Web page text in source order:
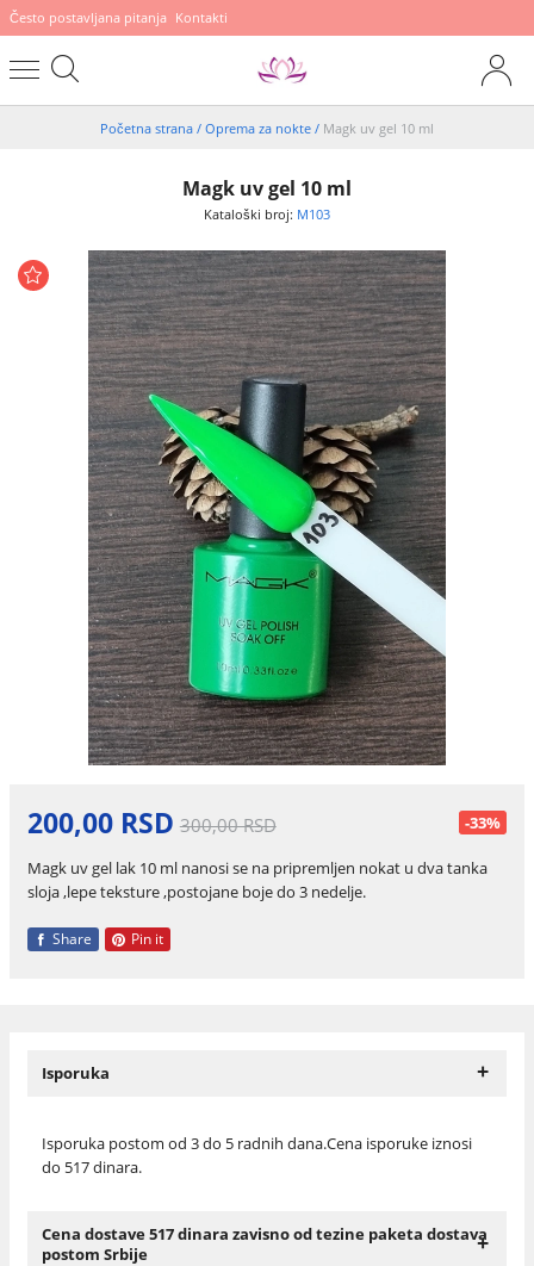
Često postavljana pitanja Kontakti
Početna strana / Oprema za nokte / Magk uv gel 10 ml
Magk uv gel 10 ml
Kataloški broj: M103
200,00 RSD 300,00 RSD -33%
Magk uv gel lak 10 ml nanosi se na pripremljen nokat u dva tanka
sloja ,lepe teksture ,postojane boje do 3 nedelje.
Share Pin it
Isporuka +
Isporuka postom od 3 do 5 radnih dana.Cena isporuke iznosi
do 517 dinara.
Cena dostave 517 dinara zavisno od tezine paketa dostava
postom Srbije
+